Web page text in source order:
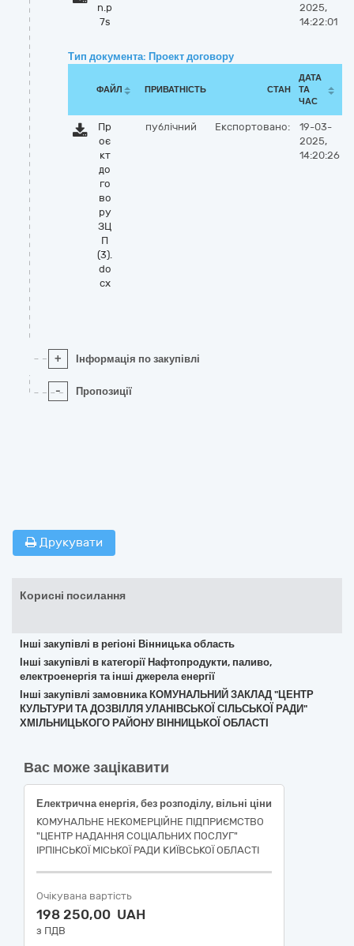
n.p
7s
2025,
14:22:01
Тип документа: Проект договору
ФАЙЛ ПРИВАТНІСТЬ СТАН
ДАТА
ТА
ЧАС
Пр
оє
кт
до
го
во
ру
ЗЦ
П
(3).
do
cx
публічний Експортовано:
19-03-
2025,
14:20:26
+ Інформація по закупівлі
- Пропозиції
Друкувати
Корисні посилання
Інші закупівлі в регіоні Вінницька область
Інші закупівлі в категорії Нафтопродукти, паливо,
електроенергія та інші джерела енергії
Інші закупівлі замовника КОМУНАЛЬНИЙ ЗАКЛАД "ЦЕНТР
КУЛЬТУРИ ТА ДОЗВІЛЛЯ УЛАНІВСЬКОЇ СІЛЬСЬКОЇ РАДИ"
ХМІЛЬНИЦЬКОГО РАЙОНУ ВІННИЦЬКОЇ ОБЛАСТІ
Вас може зацікавити
Електрична енергія, без розподілу, вільні ціни
КОМУНАЛЬНЕ НЕКОМЕРЦІЙНЕ ПІДПРИЄМСТВО
"ЦЕНТР НАДАННЯ СОЦІАЛЬНИХ ПОСЛУГ"
ІРПІНСЬКОЇ МІСЬКОЇ РАДИ КИЇВСЬКОЇ ОБЛАСТІ
Очікувана вартість
198 250,00 UAH
з ПДВ